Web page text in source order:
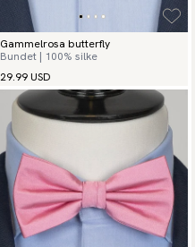
Gammelrosa butterfly
Bundet | 100% silke
29.99 USD